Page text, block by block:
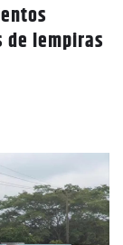
lempiras